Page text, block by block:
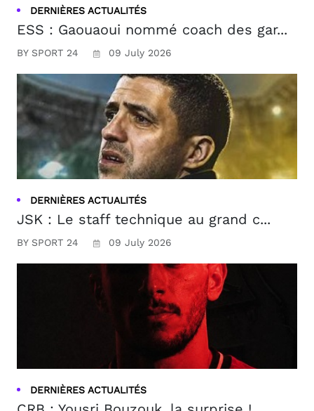
DERNIÈRES ACTUALITÉS
ESS : Gaouaoui nommé coach des gar...
BY SPORT 24 09 July 2026
DERNIÈRES ACTUALITÉS
JSK : Le staff technique au grand c...
BY SPORT 24 09 July 2026
DERNIÈRES ACTUALITÉS